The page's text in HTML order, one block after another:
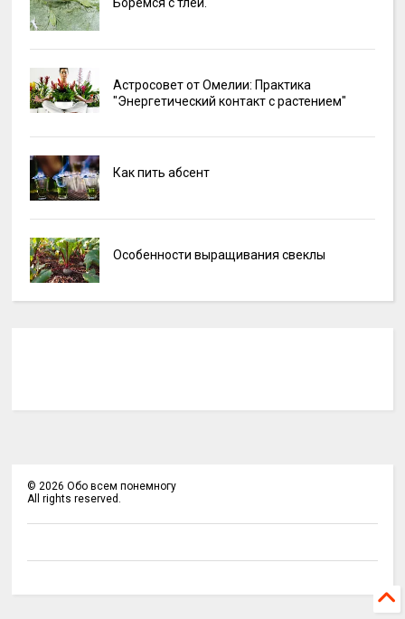
Астросовет от Омелии: Практика
"Энергетический контакт с растением"
Как пить абсент
Особенности выращивания свеклы
©2026 Обо всем понемногу
All rights reserved.